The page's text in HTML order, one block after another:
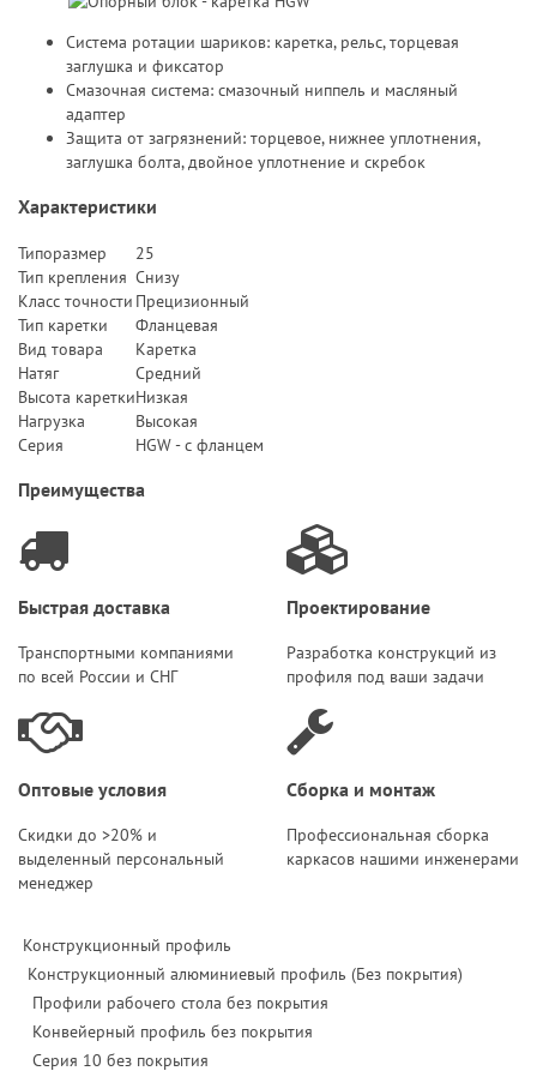
Система ротации шариков: каретка, рельс, торцевая
заглушка и фиксатор
Смазочная система: смазочный ниппель и масляный
адаптер
Защита от загрязнений: торцевое, нижнее уплотнения,
заглушка болта, двойное уплотнение и скребок
Характеристики
Типоразмер
25
Тип крепления Снизу
Класс точности Прецизионный
Тип каретки
Фланцевая
Вид товара
Каретка
Натяг
Средний
Высота кареткиНизкая
Нагрузка
Высокая
Серия
HGW - с фланцем
Преимущества
Быстрая доставка
Транспортными компаниями
по всей России и СНГ
Проектирование
Разработка конструкций из
профиля под ваши задачи
Оптовые условия
Скидки до >20% и
выделенный персональный
менеджер
Сборка и монтаж
Профессиональная сборка
каркасов нашими инженерами
Конструкционный профиль
Конструкционный алюминиевый профиль (Без покрытия)
Профили рабочего стола без покрытия
Конвейерный профиль без покрытия
Серия 10 без покрытия